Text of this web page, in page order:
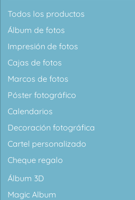
Todos los productos
Álbum de fotos
Impresión de fotos
Cajas de fotos
Marcos de fotos
Póster fotográfico
Calendarios
Decoración fotográfica
Cartel personalizado
Cheque regalo
Álbum 3D
Magic Album